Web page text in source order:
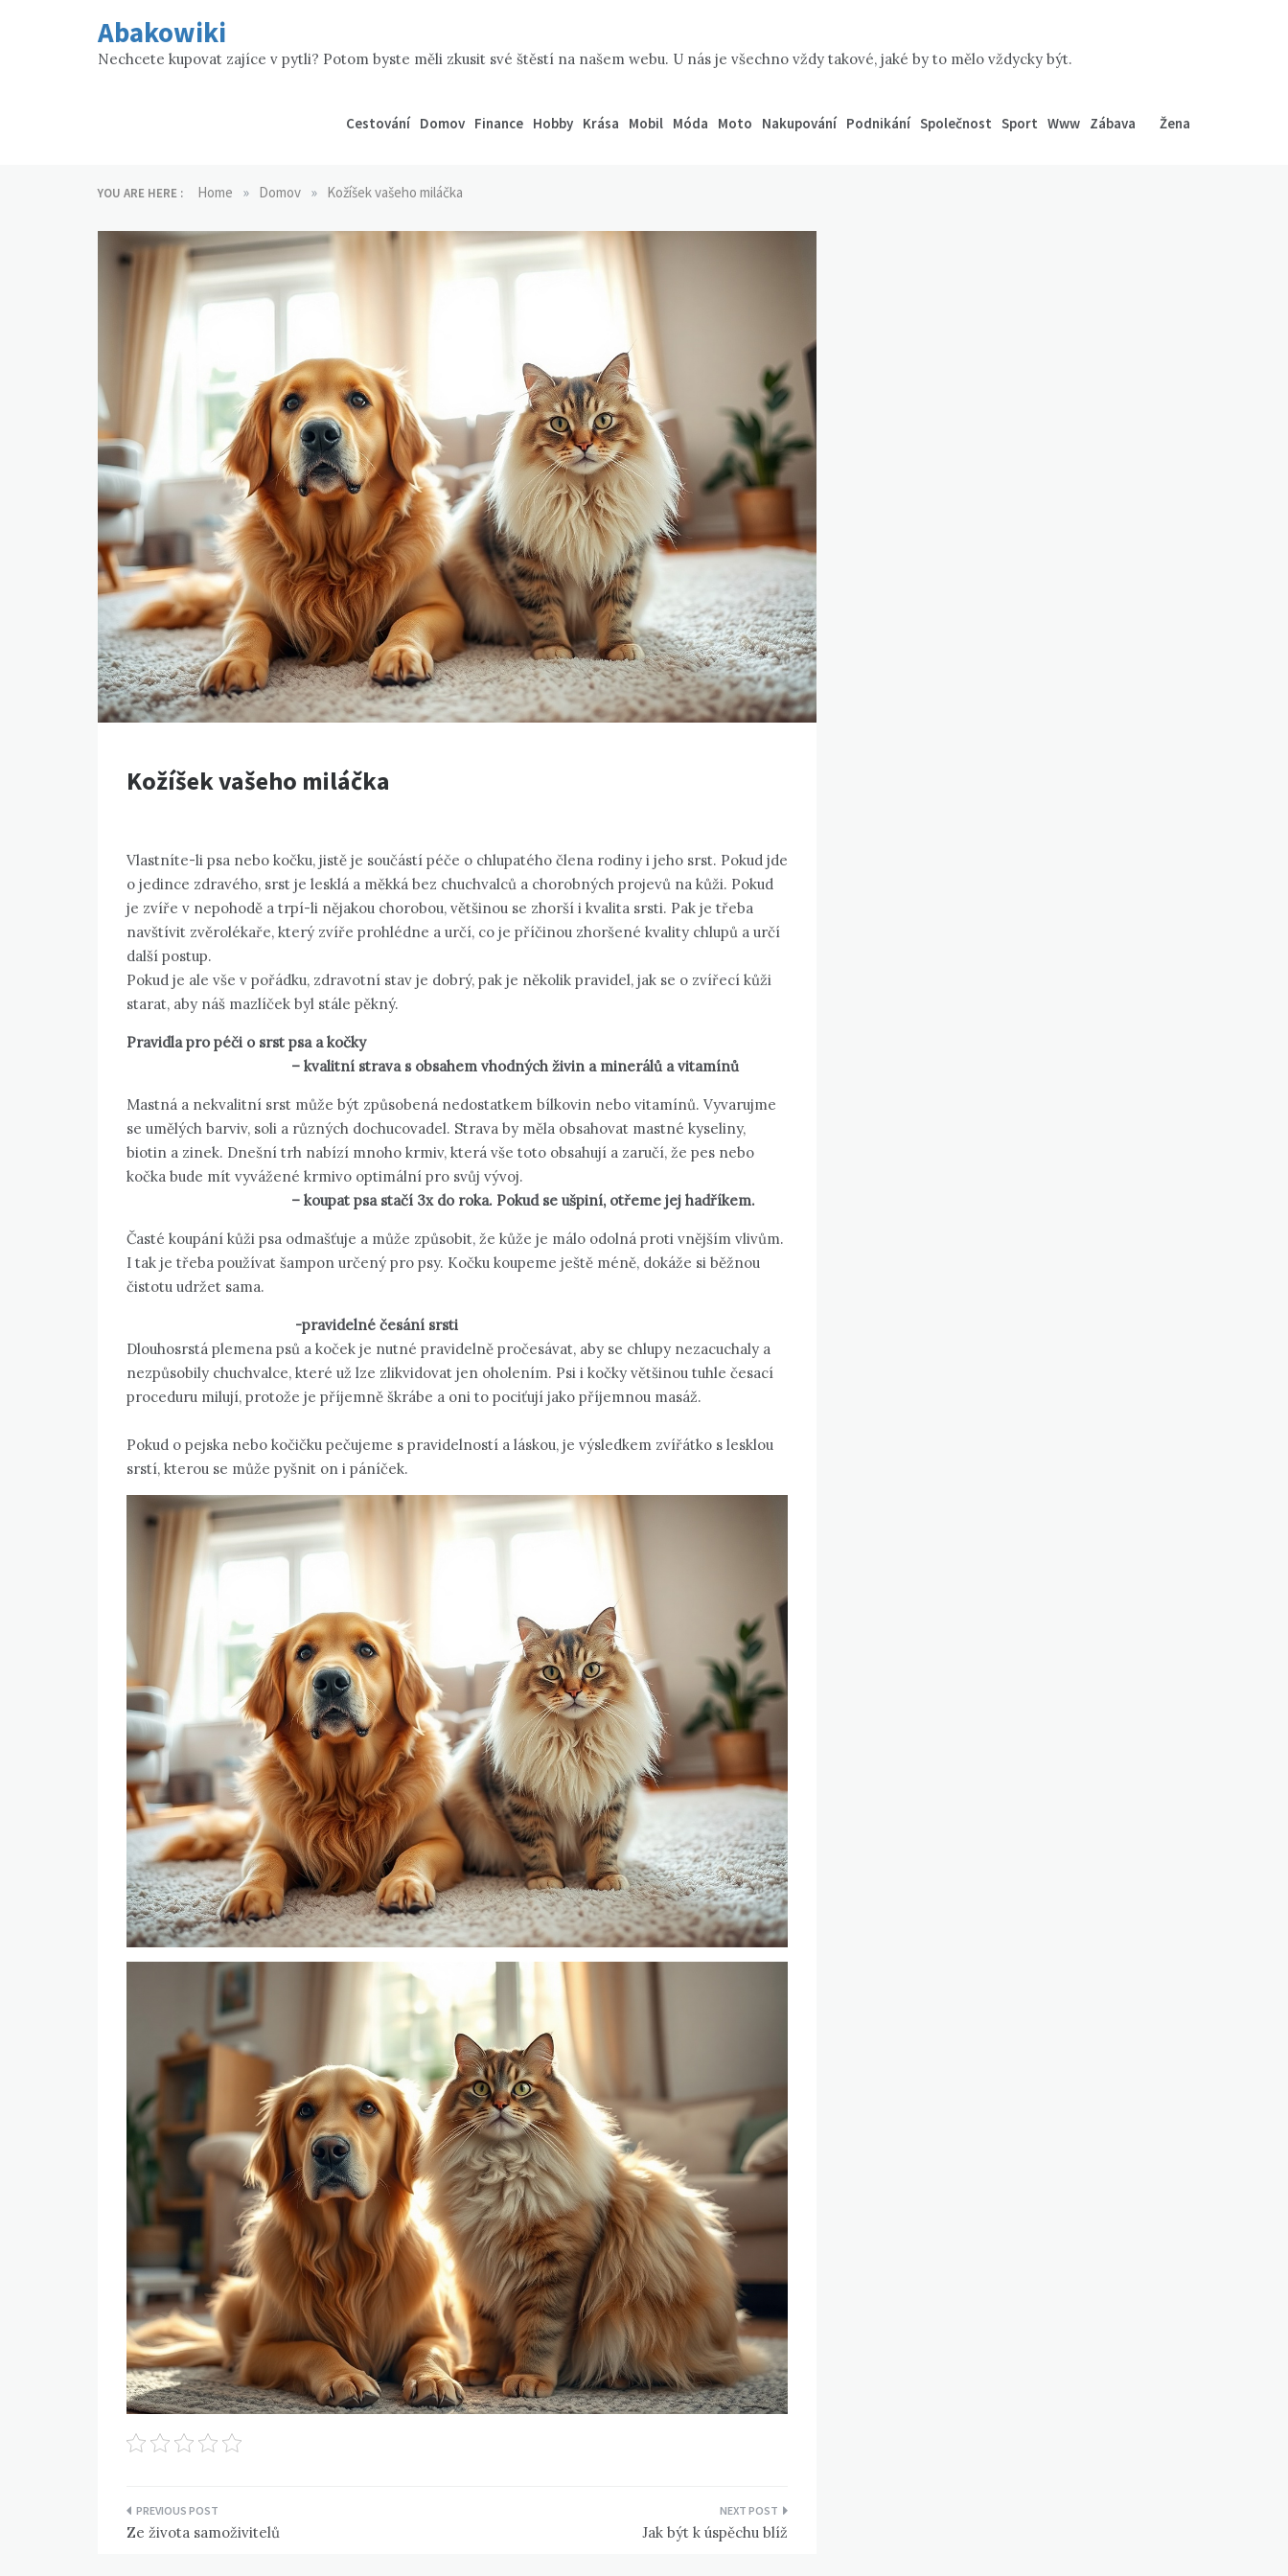
Abakowiki
Nechcete kupovat zajíce v pytli? Potom byste měli zkusit své štěstí na našem webu. U nás je všechno vždy takové, jaké by to mělo vždycky být.
Cestování Domov Finance Hobby Krása Mobil Móda Moto Nakupování Podnikání Společnost Sport Www Zábava Žena
YOU ARE HERE : Home » Domov » Kožíšek vašeho miláčka
Kožíšek vašeho miláčka
Vlastníte-li psa nebo kočku, jistě je součástí péče o chlupatého člena rodiny i jeho srst. Pokud jde
o jedince zdravého, srst je lesklá a měkká bez chuchvalců a chorobných projevů na kůži. Pokud
je zvíře v nepohodě a trpí-li nějakou chorobou, většinou se zhorší i kvalita srsti. Pak je třeba
navštívit zvěrolékaře, který zvíře prohlédne a určí, co je příčinou zhoršené kvality chlupů a určí
další postup.
Pokud je ale vše v pořádku, zdravotní stav je dobrý, pak je několik pravidel, jak se o zvířecí kůži
starat, aby náš mazlíček byl stále pěkný.
Pravidla pro péči o srst psa a kočky
– kvalitní strava s obsahem vhodných živin a minerálů a vitamínů
Mastná a nekvalitní srst může být způsobená nedostatkem bílkovin nebo vitamínů. Vyvarujme
se umělých barviv, soli a různých dochucovadel. Strava by měla obsahovat mastné kyseliny,
biotin a zinek. Dnešní trh nabízí mnoho krmiv, která vše toto obsahují a zaručí, že pes nebo
kočka bude mít vyvážené krmivo optimální pro svůj vývoj.
– koupat psa stačí 3x do roka. Pokud se ušpiní, otřeme jej hadříkem.
Časté koupání kůži psa odmašťuje a může způsobit, že kůže je málo odolná proti vnějším vlivům.
I tak je třeba používat šampon určený pro psy. Kočku koupeme ještě méně, dokáže si běžnou
čistotu udržet sama.
-pravidelné česání srsti
Dlouhosrstá plemena psů a koček je nutné pravidelně pročesávat, aby se chlupy nezacuchaly a
nezpůsobily chuchvalce, které už lze zlikvidovat jen oholením. Psi i kočky většinou tuhle česací
proceduru milují, protože je příjemně škrábe a oni to pociťují jako příjemnou masáž.
Pokud o pejska nebo kočičku pečujeme s pravidelností a láskou, je výsledkem zvířátko s lesklou
srstí, kterou se může pyšnit on i páníček.
Navigace
pro
Ze života samoživitelů Jak být k úspěchu blíž